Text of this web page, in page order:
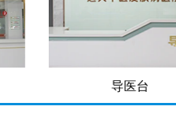
导医台